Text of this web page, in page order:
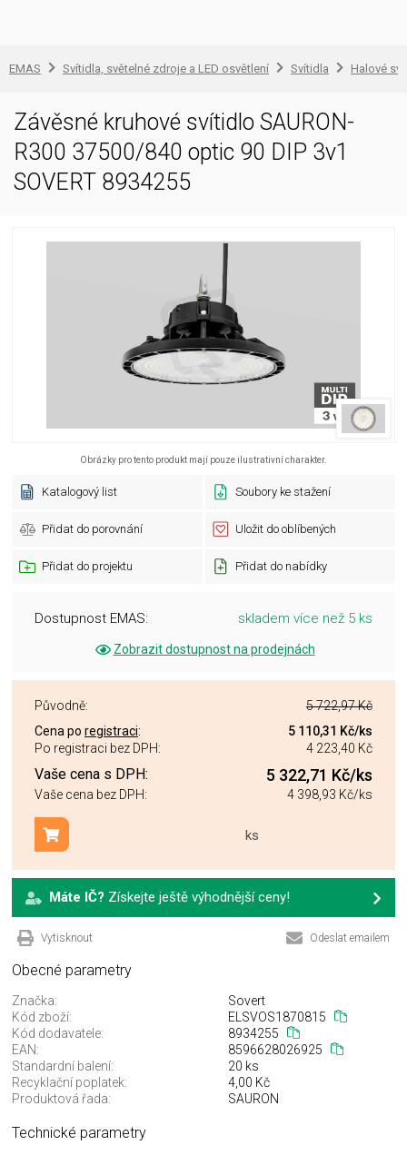
EMAS Svítidla, světelné zdroje a LED osvětlení Svítidla Halové
Závěsné kruhové svítidlo SAURON-
R300 37500/840 optic 90 DIP 3v1
SOVERT 8934255
Obrázky pro tento produkt mají pouze ilustrativní charakter.
Katalogový list Soubory ke stažení
Přidat do porovnání Uložit do oblíbených
Přidat do projektu Přidat do nabídky
Dostupnost EMAS: skladem více než 5 ks
Zobrazit dostupnost na prodejnách
Původně:
5 722,97 Kč
Cena po registraci: 5 110,31 Kč/ks
Po registraci bez DPH:
4 223,40 Kč
Vaše cena s DPH: 5 322,71 Kč/ks
Vaše cena bez DPH: 4 398,93 Kč/ks
ks
Přidat do košíku
Máte IČ? Získejte ještě výhodnější ceny!
Vytisknout Odeslat emailem
Obecné parametry
Značka:
Sovert
Kód zboží:
ELSVOS1870815
Kód dodavatele:
8934255
EAN:
8596628026925
Standardní balení:
20 ks
Recyklační poplatek:
4,00 Kč
Produktová řada:
SAURON
Technické parametry